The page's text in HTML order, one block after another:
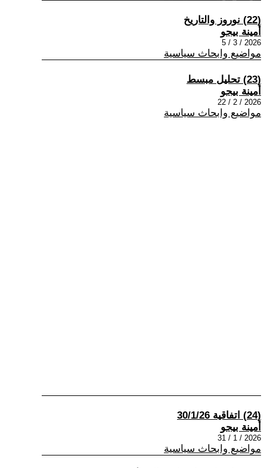
(22) نوروز والتاريخ
أمينة بيجو
2026 / 3 / 5
مواضيع وابحاث سياسية
(23) تحليل مبسط
أمينة بيجو
2026 / 2 / 22
مواضيع وابحاث سياسية
(24) اتفاقية 30/1/26
أمينة بيجو
2026 / 1 / 31
مواضيع وابحاث سياسية